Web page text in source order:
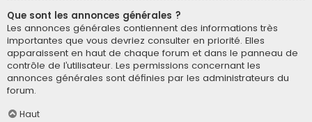
Que sont les annonces générales ?
Les annonces générales contiennent des informations très
importantes que vous devriez consulter en priorité. Elles
apparaissent en haut de chaque forum et dans le panneau de
contrôle de l’utilisateur. Les permissions concernant les
annonces générales sont définies par les administrateurs du
forum.
Haut